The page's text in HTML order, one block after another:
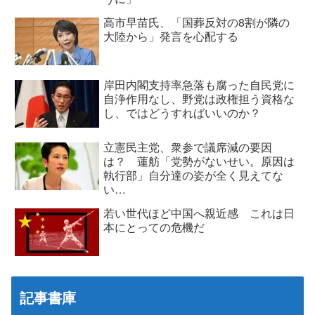
高市早苗氏、「国葬反対の8割が隣の
大陸から」発言を心配する
岸田内閣支持率急落も腐った自民党に
自浄作用なし、野党は政権担う資格な
し、ではどうすればいいのか？
立憲民主党、衆参で議席減の要因
は？ 蓮舫「党勢がないせい。原因は
執行部」自分達の姿が全く見えてな
い…
若い世代ほど中国へ親近感 これは日
本にとっての危機だ
記事書庫